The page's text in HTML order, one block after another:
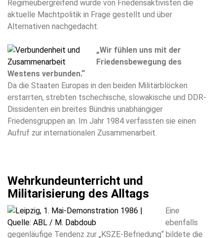
Regimeübergreifend wurde von Friedensaktivisten die
aktuelle Machtpolitik in Frage gestellt und über
Alternativen nachgedacht.
„Wir fühlen uns mit der
Friedensbewegung des
Westens verbunden.“
Da die Staaten Europas in den beiden Militärblöcken
erstarrten, strebten tschechische, slowakische und DDR-
Dissidenten ein breites Bündnis unabhängiger
Friedensgruppen an. Im Jahr 1984 verfassten sie einen
Aufruf zur internationalen Zusammenarbeit.
Wehrkundeunterricht und
Militarisierung des Alltags
Eine
ebenfalls
gegenläufige Tendenz zur „KSZE-Befriedung“ bildete die